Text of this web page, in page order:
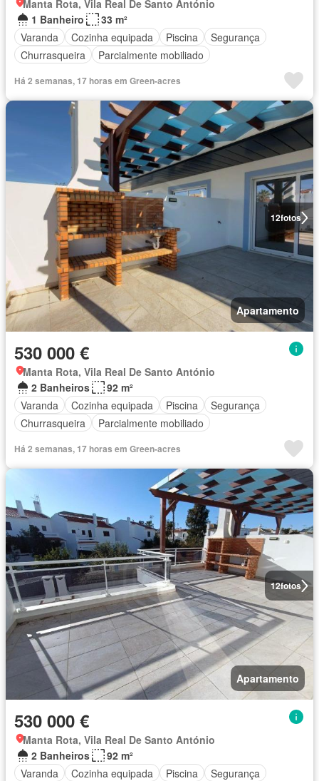
Manta Rota, Vila Real De Santo António
1 Banheiro
33 m²
Varanda
Cozinha equipada Piscina
Segurança
Churrasqueira
Parcialmente mobiliado
Há 2 semanas, 17 horas em Green-acres
12fotos
Apartamento
530 000 €
Manta Rota, Vila Real De Santo António
2 Banheiros
92 m²
Varanda
Cozinha equipada Piscina
Segurança
Churrasqueira
Parcialmente mobiliado
Há 2 semanas, 17 horas em Green-acres
12fotos
Apartamento
530 000 €
Manta Rota, Vila Real De Santo António
2 Banheiros
92 m²
Varanda
Cozinha equipada Piscina
Segurança